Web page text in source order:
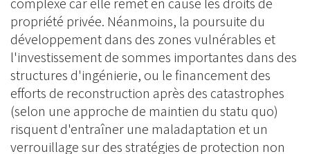
propriété privée. Néanmoins, la poursuite du
développement dans des zones vulnérables et
l'investissement de sommes importantes dans des
structures d'ingénierie, ou le financement des
efforts de reconstruction après des catastrophes
(selon une approche de maintien du statu quo)
risquent d'entraîner une maladaptation et un
verrouillage sur des stratégies de protection non